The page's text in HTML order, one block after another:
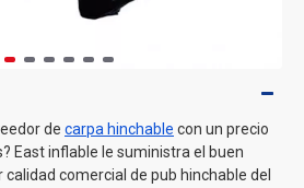
de carpa hinchable con un precio
East inflable le suministra el buen
comercial de pub hinchable del